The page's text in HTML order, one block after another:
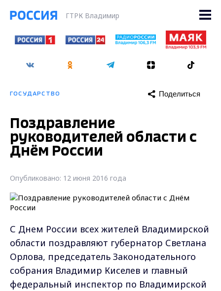
ГТРК Владимир
ГОСУДАРСТВО Поделиться
Поздравление
руководителей области с
Днём России
Опубликовано: 12 июня 2016 года
С Днем России всех жителей Владимирской
области поздравляют губернатор Светлана
Орлова, председатель Законодательного
собрания Владимир Киселев и главный
федеральный инспектор по Владимирской